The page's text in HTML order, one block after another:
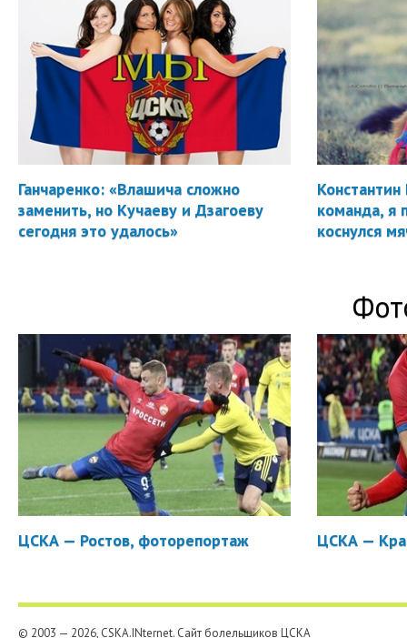
Ганчаренко: «Влашича сложно
заменить, но Кучаеву и Дзагоеву
сегодня это удалось»
Константин
команда, я
коснулся
ЦСКА — Ростов, фоторепортаж ЦСКА —
© 2003 — 2026, CSKA.INternet. Cайт болельщиков ЦСКА